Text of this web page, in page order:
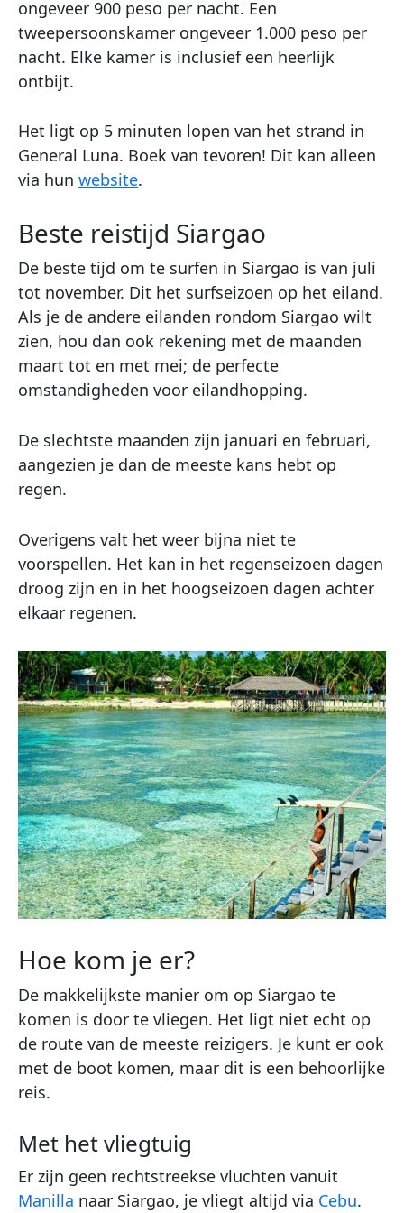
ongeveer 900 peso per nacht. Een
tweepersoonskamer ongeveer 1.000 peso per
nacht. Elke kamer is inclusief een heerlijk
ontbijt.
Het ligt op 5 minuten lopen van het strand in
General Luna. Boek van tevoren! Dit kan alleen
via hun website.
Beste reistijd Siargao
De beste tijd om te surfen in Siargao is van juli
tot november. Dit het surfseizoen op het eiland.
Als je de andere eilanden rondom Siargao wilt
zien, hou dan ook rekening met de maanden
maart tot en met mei; de perfecte
omstandigheden voor eilandhopping.
De slechtste maanden zijn januari en februari,
aangezien je dan de meeste kans hebt op
regen.
Overigens valt het weer bijna niet te
voorspellen. Het kan in het regenseizoen dagen
droog zijn en in het hoogseizoen dagen achter
elkaar regenen.
Hoe kom je er?
De makkelijkste manier om op Siargao te
komen is door te vliegen. Het ligt niet echt op
de route van de meeste reizigers. Je kunt er ook
met de boot komen, maar dit is een behoorlijke
reis.
Met het vliegtuig
Er zijn geen rechtstreekse vluchten vanuit
Manilla naar Siargao, je vliegt altijd via Cebu.